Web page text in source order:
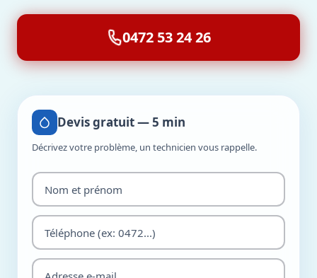
0472 53 24 26
Devis gratuit — 5 min
Décrivez votre problème, un technicien vous rappelle.